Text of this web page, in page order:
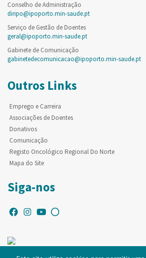
Conselho de Administração
diripo@ipoporto.min-saude.pt
Serviço de Gestão de Doentes
geral@ipoporto.min-saude.pt
Gabinete de Comunicação
gabinetedecomunicacao@ipoporto.min-saude.pt
Outros Links
Emprego e Carreira
Associações de Doentes
Donativos
Comunicação
Registo Oncológico Regional Do Norte
Mapa do Site
Siga-nos